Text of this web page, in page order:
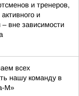
и тренеров,
и
вне зависимости
всех
нашу команду в
М»